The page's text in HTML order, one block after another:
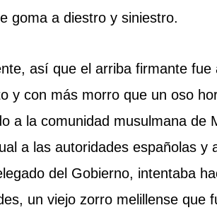
goma a diestro y siniestro.
así que el arriba firmante
y con más morro que un oso
a la comunidad musulmana de
a las autoridades españolas y
del Gobierno, intentaba
un viejo zorro melillense que